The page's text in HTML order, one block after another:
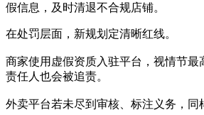
假信息，及时清退不合规店铺。
在处罚层面，新规划定清晰红线。
商家使用虚假资质入驻平台，视情节最
责任人也会被追责。
外卖平台若未尽到审核、标注义务，同